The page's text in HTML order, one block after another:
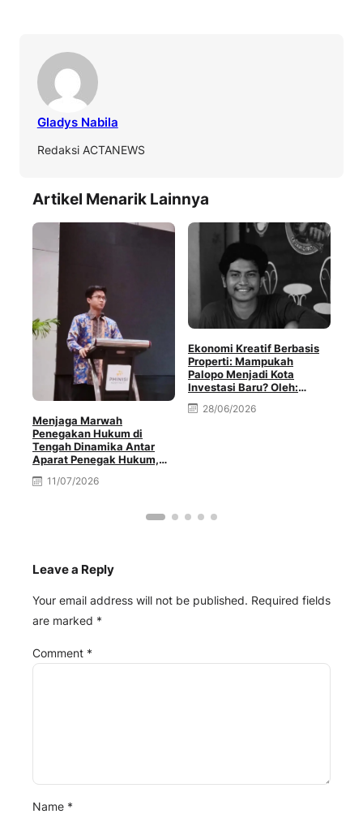
Gladys Nabila
Redaksi ACTANEWS
Artikel Menarik Lainnya
Menjaga Marwah
Penegakan Hukum di
Tengah Dinamika Antar
Aparat Penegak Hukum,
11/07/2026
Ekonomi Kreatif Berbasis
Properti: Mampukah
Palopo Menjadi Kota
Investasi Baru? Oleh:
28/06/2026
Leave a Reply
Your email address will not be published. Required fields
are marked *
Comment *
Name *